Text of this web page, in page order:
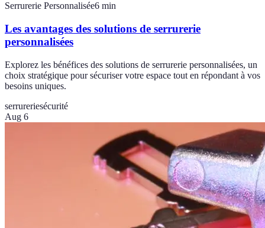
Serrurerie Personnalisée6 min
Les avantages des solutions de serrurerie
personnalisées
Explorez les bénéfices des solutions de serrurerie personnalisées, un
choix stratégique pour sécuriser votre espace tout en répondant à vos
besoins uniques.
serrureriesécurité
Aug 6